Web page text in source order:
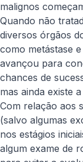
malignos
Quando não
diversos órgãos
como metástase
avançou para
chances de
mas ainda existe
Com relação aos
(salvo algumas
nos estágios
algum exame de